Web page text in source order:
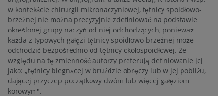
w kontekście chirurgii mikronaczyniowej, tętnicy spoidłowo-
brzeżnej nie można precyzyjnie zdefiniować na podstawie
określonej grupy naczyń od niej odchodzących, ponieważ
każda z typowych gałęzi tętnicy spoidłowo-brzeżnej może
odchodzić bezpośrednio od tętnicy okołospoidłowej. Ze
względu na tę zmienność autorzy preferują definiowanie jej
jako: „tętnicy biegnącej w bruździe obręczy lub w jej pobliżu,
dającej przyczep początkowy dwóm lub więcej gałęziom
korowym".